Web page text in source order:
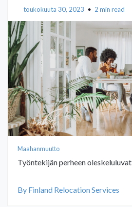
toukokuuta 30, 2023 • 2 min read
Maahanmuutto
Työntekijän perheen oleskeluluvat
By Finland Relocation Services